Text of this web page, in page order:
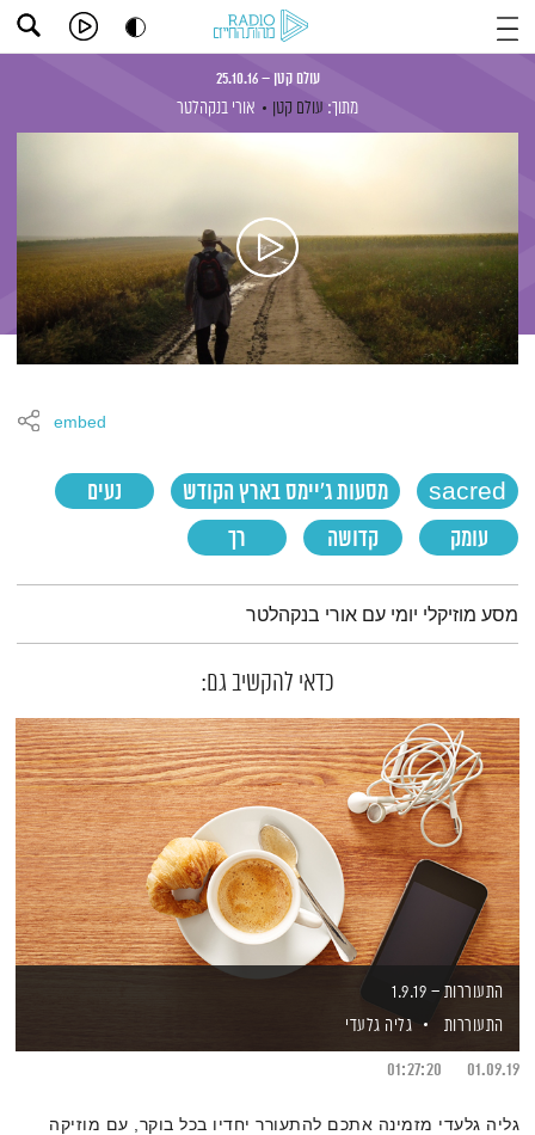
עולם קטן – 25.10.16
מתוך: עולם קטן אורי בנקהלטר
sacred מסעות ג'יימס בארץ הקודש
נעים
עומק
קדושה רך
embed
תמצית הפודקאסט
מסע מוזיקלי יומי עם אורי בנקהלטר
כדאי להקשיב גם:
התעוררות – 1.9.19
התעוררות
גליה גלעדי
01.09.19
01:27:20
גליה גלעדי מזמינה אתכם להתעורר יחדיו בכל בוקר, עם מוזיקה